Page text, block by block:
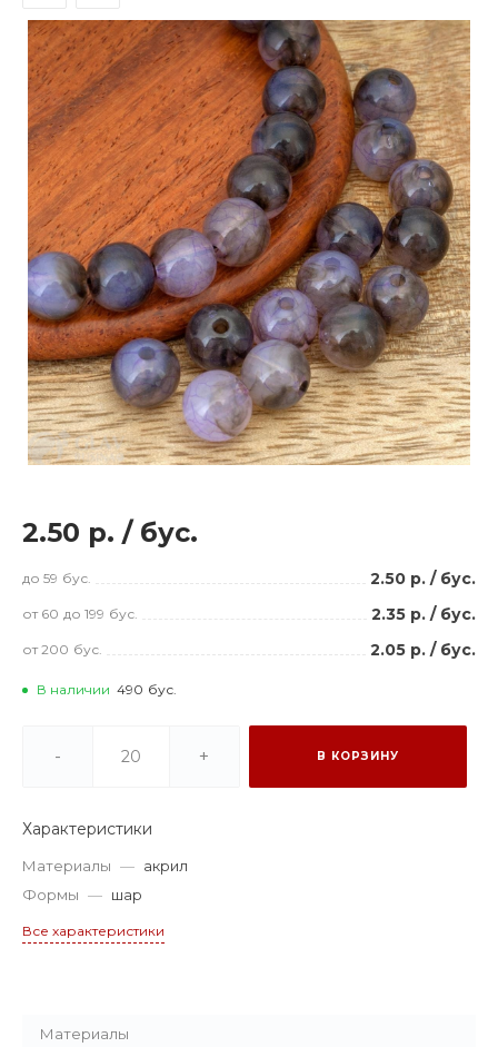
2.50 р. / бус.
до 59 бус. 2.50 р. / бус.
от 60 до 199 бус. 2.35 р. / бус.
от 200 бус. 2.05 р. / бус.
В наличии 490 бус.
- + В КОРЗИНУ
Характеристики
Материалы — акрил
Формы — шар
Все характеристики
Материалы